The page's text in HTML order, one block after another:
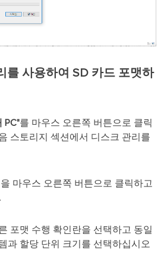
를 사용하여 SD 카드 포맷하
PC"를 마우스 오른쪽 버튼으로 클릭
스토리지 섹션에서 디스크 관리를
마우스 오른쪽 버튼으로 클릭하고
포맷 수행 확인란을 선택하고 동일
과 할당 단위 크기를 선택하십시오